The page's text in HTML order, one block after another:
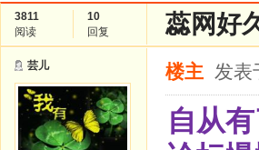
3811
阅读
10
回复
蕊网好
芸儿 楼主 发表
自从